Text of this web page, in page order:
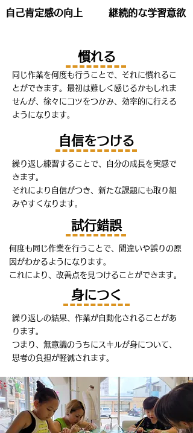
自己肯定感の向上
継続的な学習意欲
​慣れる
同じ作業を何度も行うことで、それに慣れるこ
とができます。最初は難しく感じるかもしれま
せんが、徐々にコツをつかみ、効率的に行える
ようになります。
​自信をつける
繰り返し練習することで、自分の成長を実感で
きます。
それにより自信がつき、新たな課題にも取り組
みやすくなります。
​試行錯誤
何度も同じ作業を行うことで、間違いや誤りの原
因がわかるようになります。
これにより、改善点を見つけることができます。
​身につく
繰り返しの結果、作業が自動化されることがあ
ります。
つまり、無意識のうちにスキルが身について、
思考の負担が軽減されます。